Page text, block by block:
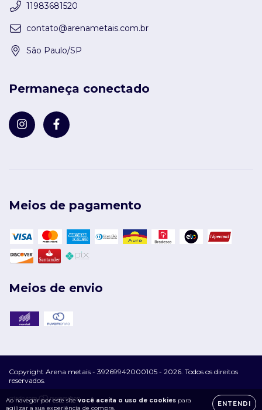
Ao navegar por este sitevocê aceita o uso de cookies para
agilizar a sua experiência de compra.
ENTENDI
11983681520
contato@arenametais.com.br
São Paulo/SP
Permaneça conectado
Meios de pagamento
Meios de envio
Copyright Arena metais - 39269942000105 - 2026. Todos os direitos
reservados.